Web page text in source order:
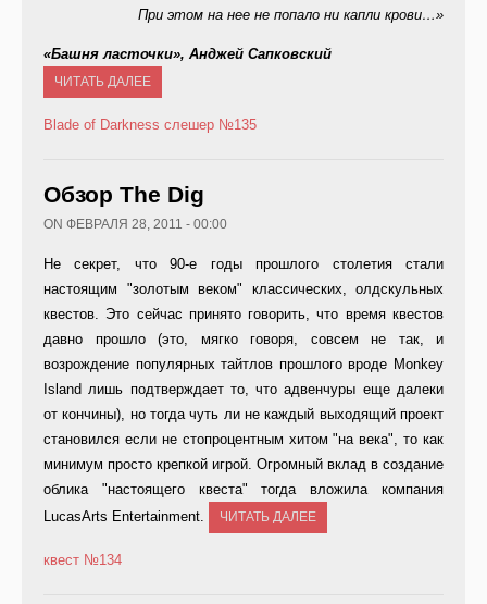
При этом на нее не попало ни капли крови…»
«Башня ласточки», Анджей Сапковский
ЧИТАТЬ ДАЛЕЕ
Blade of Darkness слешер №135
Обзор The Dig
ON ФЕВРАЛЯ 28, 2011 - 00:00
Не секрет, что 90-е годы прошлого столетия стали
настоящим "золотым веком" классических, олдскульных
квестов. Это сейчас принято говорить, что время квестов
давно прошло (это, мягко говоря, совсем не так, и
возрождение популярных тайтлов прошлого вроде Monkey
Island лишь подтверждает то, что адвенчуры еще далеки
от кончины), но тогда чуть ли не каждый выходящий проект
становился если не стопроцентным хитом "на века", то как
минимум просто крепкой игрой. Огромный вклад в создание
облика "настоящего квеста" тогда вложила компания
LucasArts Entertainment.
ЧИТАТЬ ДАЛЕЕ
квест №134